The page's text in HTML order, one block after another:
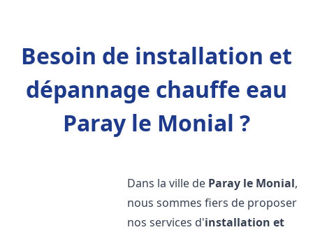
Besoin de installation et
dépannage chauffe eau
Paray le Monial ?
Dans la ville de Paray le Monial,
nous sommes fiers de proposer
nos services d'installation et